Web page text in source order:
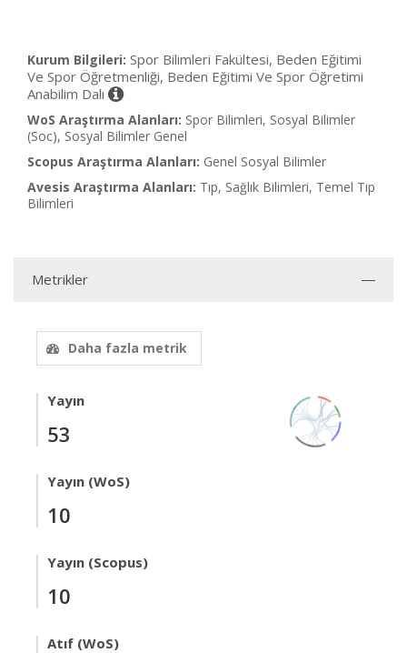
Kurum Bilgileri: Spor Bilimleri Fakültesi, Beden Eğitimi
Ve Spor Öğretmenliği, Beden Eğitimi Ve Spor Öğretimi
Anabilim Dalı
WoS Araştırma Alanları: Spor Bilimleri, Sosyal Bilimler
(Soc), Sosyal Bilimler Genel
Scopus Araştırma Alanları: Genel Sosyal Bilimler
Avesis Araştırma Alanları: Tıp, Sağlık Bilimleri, Temel Tıp
Bilimleri
Metrikler
Daha fazla metrik
Yayın
53
Yayın (WoS)
10
Yayın (Scopus)
10
Atıf (WoS)